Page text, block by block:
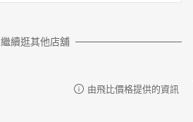
繼續逛其他店舖
由飛比價格提供的資訊